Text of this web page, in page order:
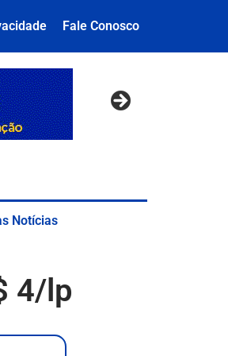
Fale Conosco
Notícias
4/lp